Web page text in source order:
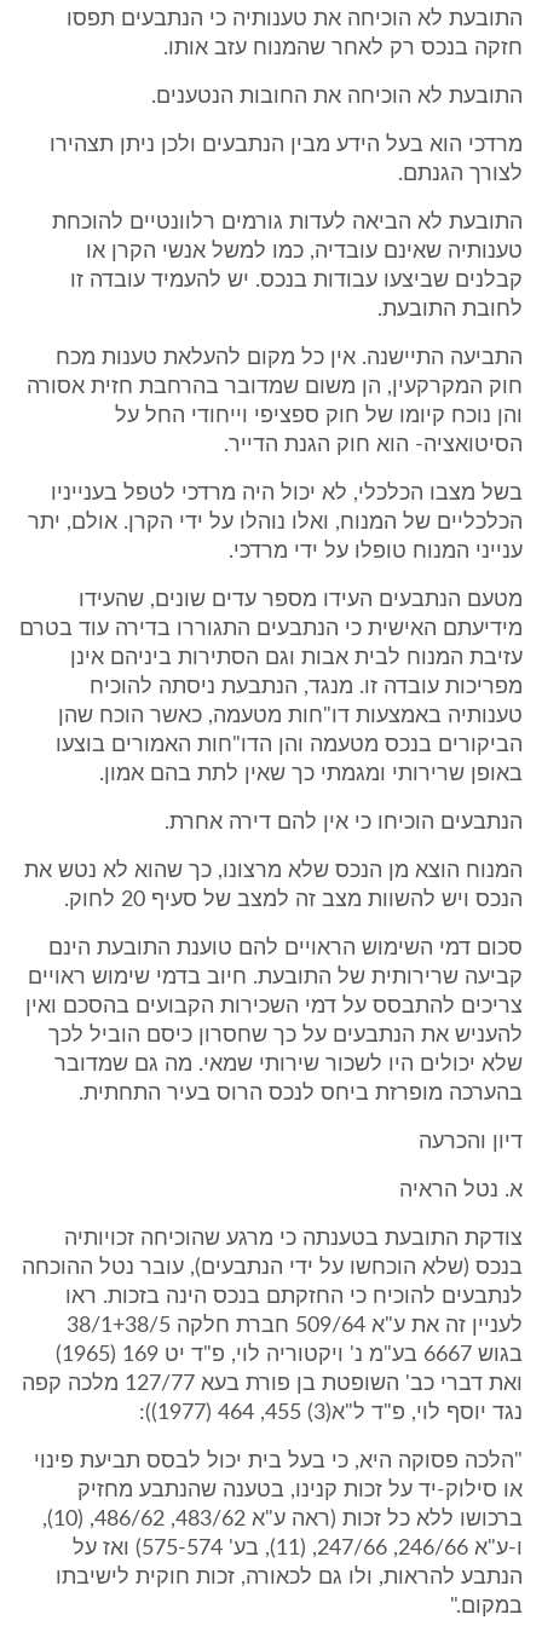
התובעת לא הוכיחה את טענותיה כי הנתבעים תפסו
חזקה בנכס רק לאחר שהמנוח עזב אותו.
התובעת לא הוכיחה את החובות הנטענים.
מרדכי הוא בעל הידע מבין הנתבעים ולכן ניתן תצהירו
לצורך הגנתם.
התובעת לא הביאה לעדות גורמים רלוונטיים להוכחת
טענותיה שאינם עובדיה, כמו למשל אנשי הקרן או
קבלנים שביצעו עבודות בנכס. יש להעמיד עובדה זו
לחובת התובעת.
התביעה התיישנה. אין כל מקום להעלאת טענות מכח
חוק המקרקעין, הן משום שמדובר בהרחבת חזית אסורה
והן נוכח קיומו של חוק ספציפי וייחודי החל על
הסיטואציה- הוא חוק הגנת הדייר.
בשל מצבו הכלכלי, לא יכול היה מרדכי לטפל בענייניו
הכלכליים של המנוח, ואלו נוהלו על ידי הקרן. אולם, יתר
ענייני המנוח טופלו על ידי מרדכי.
מטעם הנתבעים העידו מספר עדים שונים, שהעידו
מידיעתם האישית כי הנתבעים התגוררו בדירה עוד בטרם
עזיבת המנוח לבית אבות וגם הסתירות ביניהם אינן
מפריכות עובדה זו. מנגד, הנתבעת ניסתה להוכיח
טענותיה באמצעות דו"חות מטעמה, כאשר הוכח שהן
הביקורים בנכס מטעמה והן הדו"חות האמורים בוצעו
באופן שרירותי ומגמתי כך שאין לתת בהם אמון.
הנתבעים הוכיחו כי אין להם דירה אחרת.
המנוח הוצא מן הנכס שלא מרצונו, כך שהוא לא נטש את
הנכס ויש להשוות מצב זה למצב של סעיף 20 לחוק.
סכום דמי השימוש הראויים להם טוענת התובעת הינם
קביעה שרירותית של התובעת. חיוב בדמי שימוש ראויים
צריכים להתבסס על דמי השכירות הקבועים בהסכם ואין
להעניש את הנתבעים על כך שחסרון כיסם הוביל לכך
שלא יכולים היו לשכור שירותי שמאי. מה גם שמדובר
בהערכה מופרזת ביחס לנכס הרוס בעיר התחתית.
דיון והכרעה
א. נטל הראיה
צודקת התובעת בטענתה כי מרגע שהוכיחה זכויותיה
בנכס (שלא הוכחשו על ידי הנתבעים), עובר נטל ההוכחה
לנתבעים להוכיח כי החזקתם בנכס הינה בזכות. ראו
לעניין זה את ע"א 509/64 חברת חלקה 38/1+38/5
בגוש 6667 בע"מ נ' ויקטוריה לוי, פ"ד יט 169 (1965)
ואת דברי כב' השופטת בן פורת בעא 127/77 מלכה קפה
נגד יוסף לוי, פ"ד ל"א(3) 455, 464 (1977)):
"הלכה פסוקה היא, כי בעל בית יכול לבסס תביעת פינוי
או סילוק-יד על זכות קנינו, בטענה שהנתבע מחזיק
ברכושו ללא כל זכות (ראה ע"א 483/62, 486/62, (10),
ו-ע"א 246/66, 247/66, (11), בע' 575-574) ואז על
הנתבע להראות, ולו גם לכאורה, זכות חוקית לישיבתו
במקום."